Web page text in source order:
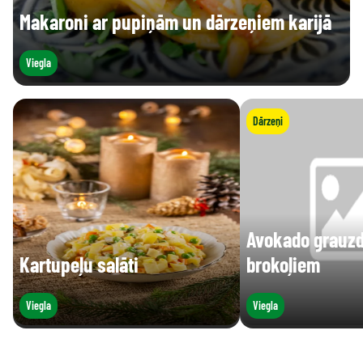
Makaroni ar pupiņām un dārzeņiem karijā
Viegla
Kartupeļu salāti
Viegla
Dārzeņi
Avokado
brokoļiem
Viegla